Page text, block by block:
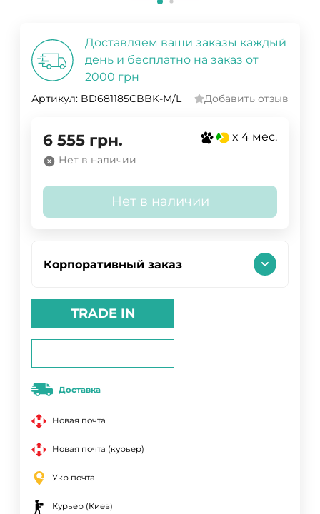
Доставляем ваши заказы каждый
день и бесплатно на заказ от
2000 грн
Артикул: BD681185CBBK-M/L Добавить отзыв
6 555 грн. x 4 мес.
Нет в наличии
Нет в наличии
Корпоративный заказ
TRADE IN
Доставка
Новая почта
Новая почта (курьер)
Укр почта
Курьер (Киев)